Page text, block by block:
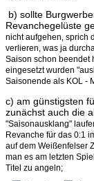
b) sollte
Revanchegelüste
nicht aufgehen, sprich
verlieren, was ja
Saison schon beendet
eingesetzt wurden
Saisonende als KOL -
c) am günstigsten
zunächst auch die
"Saisonausklang"
Revanche für das 0:1
auf dem Weißenfelser
man es am letzten
Titel zu angeln;